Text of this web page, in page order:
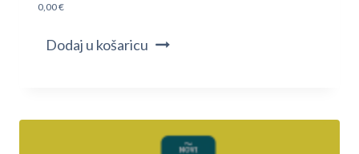
0,00€
Dodaj u košaricu